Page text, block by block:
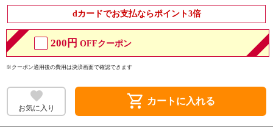
dカードでお支払ならポイント3倍
200円 OFFクーポン
※クーポン適用後の費用は決済画面で確認できます
お気に入り shopping_cart カートに入れる